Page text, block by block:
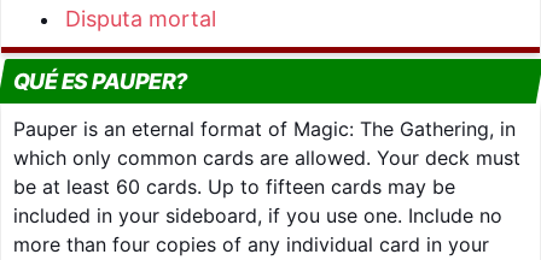
Disputa mortal
QUÉ ES PAUPER?
Pauper is an eternal format of Magic: The Gathering, in
which only common cards are allowed. Your deck must
be at least 60 cards. Up to fifteen cards may be
included in your sideboard, if you use one. Include no
more than four copies of any individual card in your